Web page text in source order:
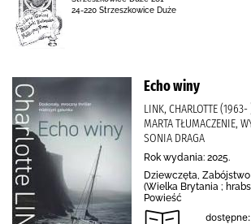
24-220 Strzeszkowice Duże
Echo winy
LINK, CHARLOTTE
MARTA TŁUMACZENIE,
SONIA DRAGA
Rok wydania: 2025.
Dziewczęta,
(Wielka Brytania ;
Powieść
dostępne: